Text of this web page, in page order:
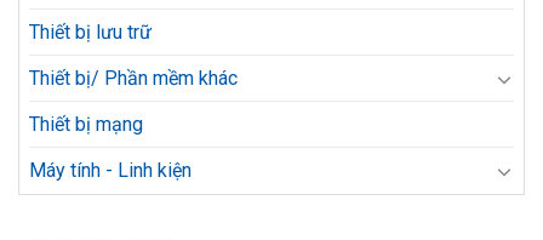
Thiết bị lưu trữ
Thiết bị/ Phần mềm khác
Thiết bị mạng
Máy tính - Linh kiện